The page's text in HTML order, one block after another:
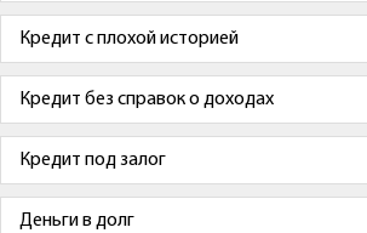
Кредит с плохой историей
Кредит без справок о доходах
Кредит под залог
Деньги в долг